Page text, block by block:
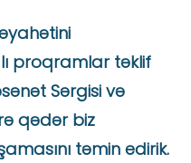
proqramlar təklif
Sərgisi və
qədər biz
təmin edirik.